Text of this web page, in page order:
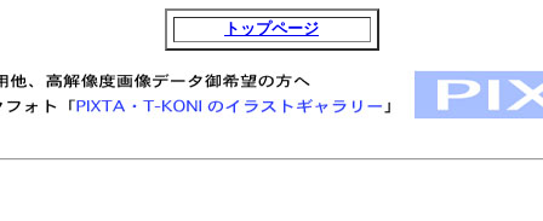
トップページ